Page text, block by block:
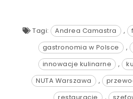
Tagi: Andrea Camastra ,
gastronomia w Polsce
,
innowacje kulinarne
,
NUTA Warszawa
,
restauracje
,